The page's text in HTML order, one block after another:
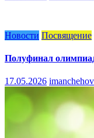
Новости Посвящение
Полуфинал
17.05.2026 imanchehov